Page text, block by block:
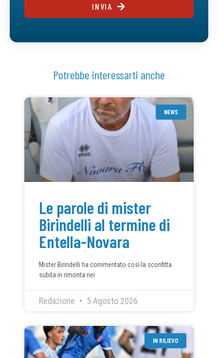
INVIA
Potrebbe interessarti anche
NEWS
Le parole di mister
Birindelli al termine di
Entella-Novara
Mister Birindelli ha commentato così la sconfitta
subita in rimonta nei
Redazione 5 Agosto 2026
IN RILIEVO